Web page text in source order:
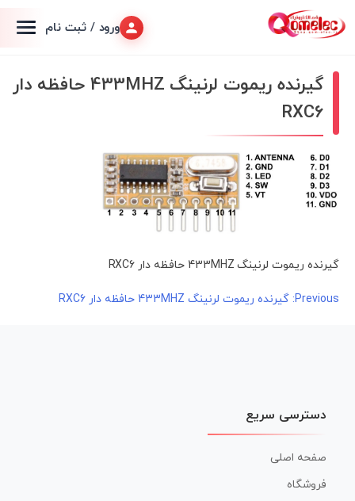
ورود / ثبت نام
گیرنده ریموت لرنینگ 433MHZ حافظه دار
RXC6
گیرنده ریموت لرنینگ 433MHZ حافظه دار RXC6
راهبری
Previous: گیرنده ریموت لرنینگ 433MHZ حافظه دار RXC6
دسترسی سریع
صفحه اصلی
فروشگاه